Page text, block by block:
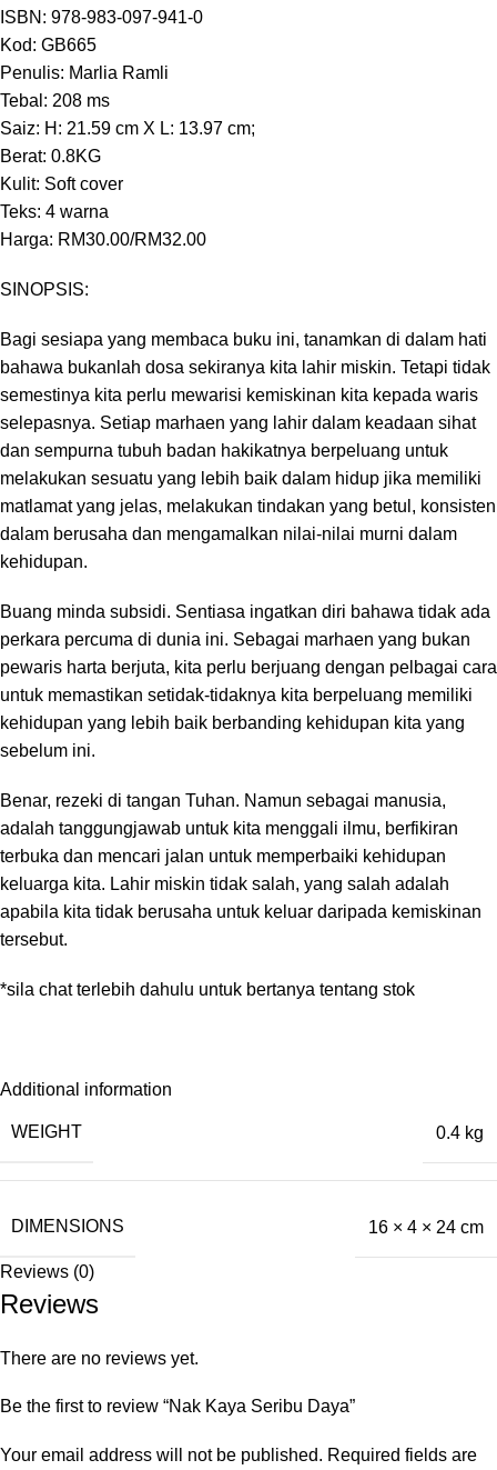
ISBN: 978-983-097-941-0
Kod: GB665
Penulis: Marlia Ramli
Tebal: 208 ms
Saiz: H: 21.59 cm X L: 13.97 cm;
Berat: 0.8KG
Kulit: Soft cover
Teks: 4 warna
Harga: RM30.00/RM32.00
SINOPSIS:
Bagi sesiapa yang membaca buku ini, tanamkan di dalam hati
bahawa bukanlah dosa sekiranya kita lahir miskin. Tetapi tidak
semestinya kita perlu mewarisi kemiskinan kita kepada waris
selepasnya. Setiap marhaen yang lahir dalam keadaan sihat
dan sempurna tubuh badan hakikatnya berpeluang untuk
melakukan sesuatu yang lebih baik dalam hidup jika memiliki
matlamat yang jelas, melakukan tindakan yang betul, konsisten
dalam berusaha dan mengamalkan nilai-nilai murni dalam
kehidupan.
Buang minda subsidi. Sentiasa ingatkan diri bahawa tidak ada
perkara percuma di dunia ini. Sebagai marhaen yang bukan
pewaris harta berjuta, kita perlu berjuang dengan pelbagai cara
untuk memastikan setidak-tidaknya kita berpeluang memiliki
kehidupan yang lebih baik berbanding kehidupan kita yang
sebelum ini.
Benar, rezeki di tangan Tuhan. Namun sebagai manusia,
adalah tanggungjawab untuk kita menggali ilmu, berfikiran
terbuka dan mencari jalan untuk memperbaiki kehidupan
keluarga kita. Lahir miskin tidak salah, yang salah adalah
apabila kita tidak berusaha untuk keluar daripada kemiskinan
tersebut.
*sila chat terlebih dahulu untuk bertanya tentang stok
Additional information
WEIGHT 0.4 kg
DIMENSIONS 16 × 4 × 24 cm
Reviews (0)
Reviews
There are no reviews yet.
Be the first to review “Nak Kaya Seribu Daya”
Your email address will not be published. Required fields are